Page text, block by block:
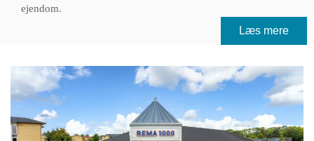
ejendom.
Læs mere